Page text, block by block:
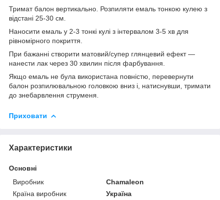
Тримат балон вертикально. Розпиляти емаль тонкою кулею з
відстані 25-30 см.
Наносити емаль у 2-3 тонкі кулі з інтервалом 3-5 хв для
рівномірного покриття.
При бажанні створити матовий/супер глянцевий ефект —
нанести лак через 30 хвилин після фарбування.
Якщо емаль не була використана повністю, перевернути
балон розпилювальною головкою вниз і, натиснувши, тримати
до знебарвлення струменя.
Приховати
Характеристики
Основні
Виробник
Chamaleon
Країна виробник
Україна